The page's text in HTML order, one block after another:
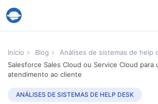
Serviço Help Desk Migration
Início Blog
Análises de sistemas de help
Salesforce Sales Cloud ou Service Cloud para
atendimento ao cliente
ANÁLISES DE SISTEMAS DE HELP DESK